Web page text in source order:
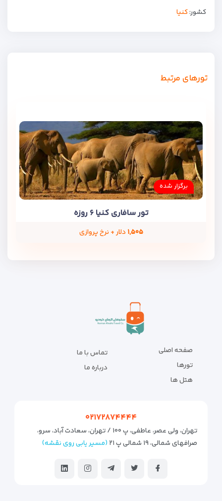
کشور:کنیا
تورهای مرتبط
برگزار شده
تور سافاری کنیا ۶ روزه
۱,۵۰۵ دلار + نرخ پروازی
صفحه اصلی
تورها
هتل ها
تماس با ما
درباره ما
۰۲۱۷۲۸۷۴۴۴۴
تهران، ولی عصر، عاطفی، پ ۱۰۰ / تهران، سعادت آباد، سرو،
صرافهای شمالی، ۱۹ شمالی پ ۲۱
(مسیر یابی روی نقشه)